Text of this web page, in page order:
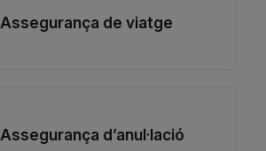
Assegurança de viatge
Assegurança d’anul·lació